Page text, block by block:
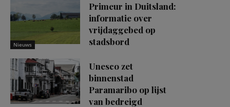
Nieuws
Primeur in Duitsland:
informatie over
vrijdaggebed op
stadsbord
Unesco zet
binnenstad
Paramaribo op lijst
van bedreigd